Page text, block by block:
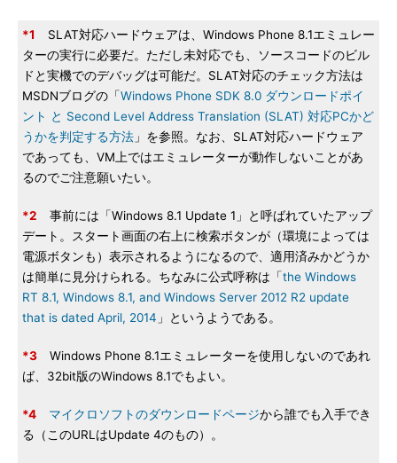
*1
SLAT対応ハードウェアは、Windows Phone 8.1エミュレー
ターの実行に必要だ。ただし未対応でも、ソースコードのビル
ドと実機でのデバッグは可能だ。SLAT対応のチェック方法は
MSDNブログの「Windows Phone SDK 8.0 ダウンロードポイ
ント と Second Level Address Translation (SLAT) 対応PCかど
うかを判定する方法 」を参照。なお、SLAT対応ハードウェア
であっても、VM上ではエミュレーターが動作しないことがあ
るのでご注意願いたい。
*2 事前には「Windows 8.1 Update 1」と呼ばれていたアップ
デート。スタート画面の右上に検索ボタンが（環境によっては
電源ボタンも）表示されるようになるので、適用済みかどうか
は簡単に見分けられる。ちなみに公式呼称は「the Windows
RT 8.1, Windows 8.1, and Windows Server 2012 R2 update
that is dated April, 2014 」というようである。
*3 Windows Phone 8.1エミュレーターを使用しないのであれ
ば、32bit版のWindows 8.1でもよい。
*4 マイクロソフトのダウンロードページから誰でも入手でき
る（このURLはUpdate 4のもの）。